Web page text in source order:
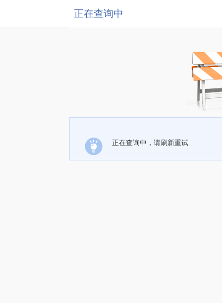
正在查询中
正在查询中，请刷新重试